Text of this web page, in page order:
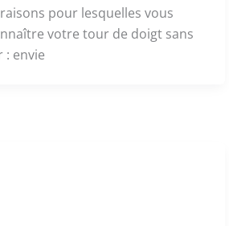
pour lesquelles vous
votre tour de doigt sans
: envie